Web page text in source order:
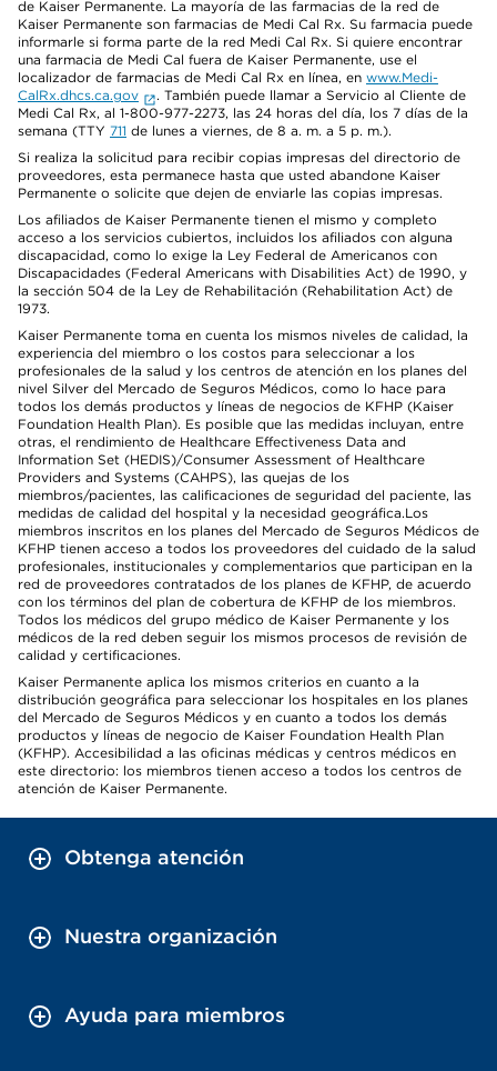
de Kaiser Permanente. La mayoría de las farmacias de la red de
Kaiser Permanente son farmacias de Medi Cal Rx. Su farmacia puede
informarle si forma parte de la red Medi Cal Rx. Si quiere encontrar
una farmacia de Medi Cal fuera de Kaiser Permanente, use el
localizador de farmacias de Medi Cal Rx en línea, en www.Medi-
CalRx.dhcs.ca.gov
. También puede llamar a Servicio al Cliente de
Medi Cal Rx, al 1-800-977-2273, las 24 horas del día, los 7 días de la
semana (TTY 711 de lunes a viernes, de 8 a. m. a 5 p. m.).
Si realiza la solicitud para recibir copias impresas del directorio de
proveedores, esta permanece hasta que usted abandone Kaiser
Permanente o solicite que dejen de enviarle las copias impresas.
Los afiliados de Kaiser Permanente tienen el mismo y completo
acceso a los servicios cubiertos, incluidos los afiliados con alguna
discapacidad, como lo exige la Ley Federal de Americanos con
Discapacidades (Federal Americans with Disabilities Act) de 1990, y
la sección 504 de la Ley de Rehabilitación (Rehabilitation Act) de
1973.
Kaiser Permanente toma en cuenta los mismos niveles de calidad, la
experiencia del miembro o los costos para seleccionar a los
profesionales de la salud y los centros de atención en los planes del
nivel Silver del Mercado de Seguros Médicos, como lo hace para
todos los demás productos y líneas de negocios de KFHP (Kaiser
Foundation Health Plan). Es posible que las medidas incluyan, entre
otras, el rendimiento de Healthcare Effectiveness Data and
Information Set (HEDIS)/Consumer Assessment of Healthcare
Providers and Systems (CAHPS), las quejas de los
miembros/pacientes, las calificaciones de seguridad del paciente, las
medidas de calidad del hospital y la necesidad geográfica.Los
miembros inscritos en los planes del Mercado de Seguros Médicos de
KFHP tienen acceso a todos los proveedores del cuidado de la salud
profesionales, institucionales y complementarios que participan en la
red de proveedores contratados de los planes de KFHP, de acuerdo
con los términos del plan de cobertura de KFHP de los miembros.
Todos los médicos del grupo médico de Kaiser Permanente y los
médicos de la red deben seguir los mismos procesos de revisión de
calidad y certificaciones.
Kaiser Permanente aplica los mismos criterios en cuanto a la
distribución geográfica para seleccionar los hospitales en los planes
del Mercado de Seguros Médicos y en cuanto a todos los demás
productos y líneas de negocio de Kaiser Foundation Health Plan
(KFHP). Accesibilidad a las oficinas médicas y centros médicos en
este directorio: los miembros tienen acceso a todos los centros de
atención de Kaiser Permanente.
Obtenga atención
Nuestra organización
Ayuda para miembros